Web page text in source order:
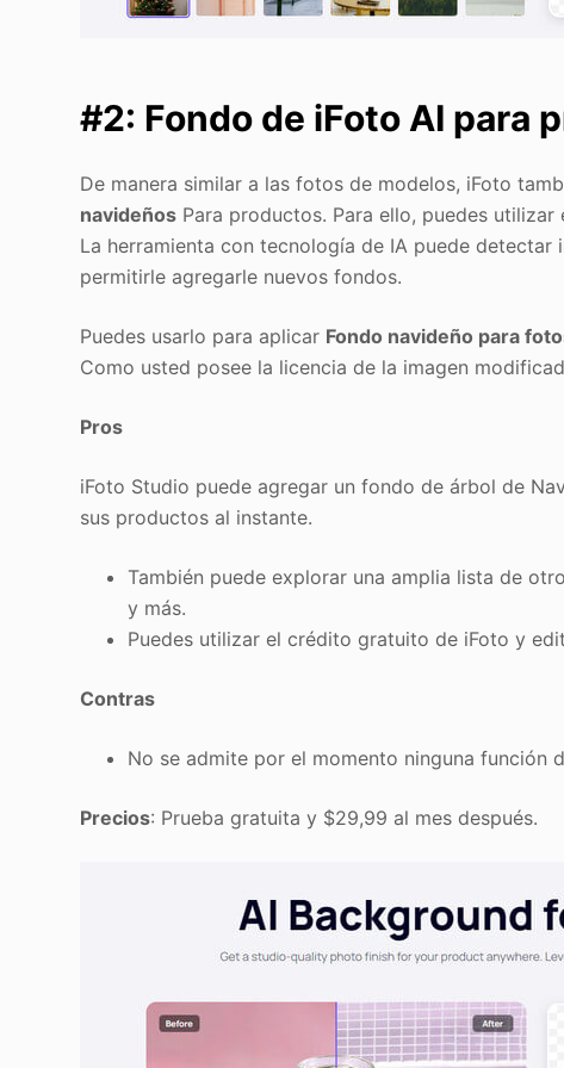
#2: Fondo de iFoto AI para
De manera similar a las fotos de modelos, iFoto
navideños Para productos. Para ello, puedes
La herramienta con tecnología de IA puede
permitirle agregarle nuevos fondos.
Puedes usarlo para aplicar Fondo navideño para
Como usted posee la licencia de la imagen
Pros
iFoto Studio puede agregar un fondo de árbol de
sus productos al instante.
También puede explorar una amplia lista de
y más.
Puedes utilizar el crédito gratuito de iFoto y
Contras
No se admite por el momento ninguna función
Precios: Prueba gratuita y $29,99 al mes después.